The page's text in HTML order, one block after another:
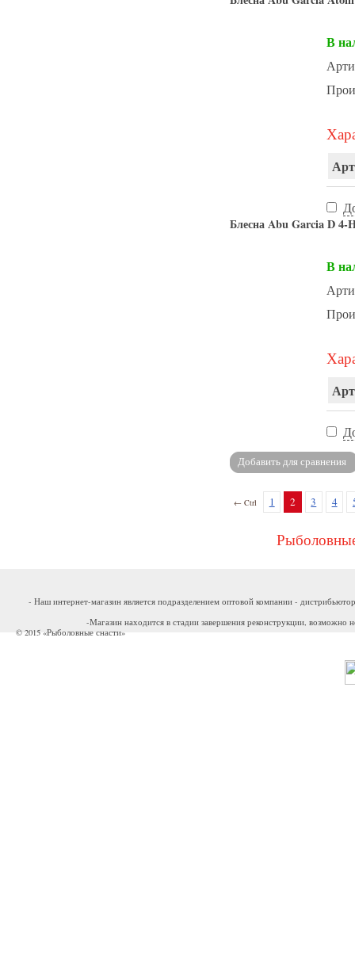
В
Блесна Abu Garcia D
В
← Ctrl 1 2 3 4
- Наш интернет-магазин является подразделением оптовой компании -
-Магазин находится в стадии завершения реконструкции, возможно
© 2015 «Рыболовные снасти»